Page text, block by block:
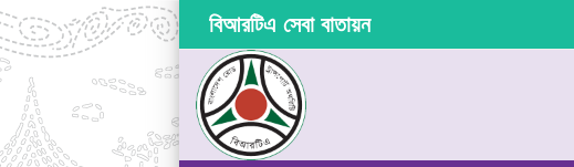
বিআরটিএ সেবা বাতায়ন